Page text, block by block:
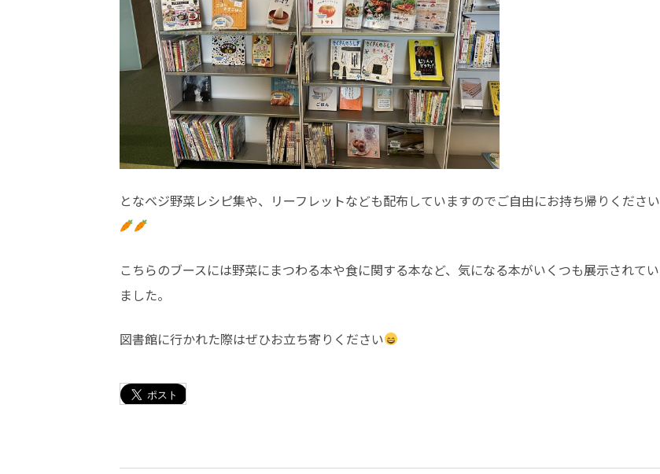
となベジ野菜レシピ集や、リーフレットなども配布していますのでご自由にお持ち帰りください
こちらのブースには野菜にまつわる本や食に関する本など、気になる本がいくつも展示されてい
ました。
図書館に行かれた際はぜひお立ち寄りください